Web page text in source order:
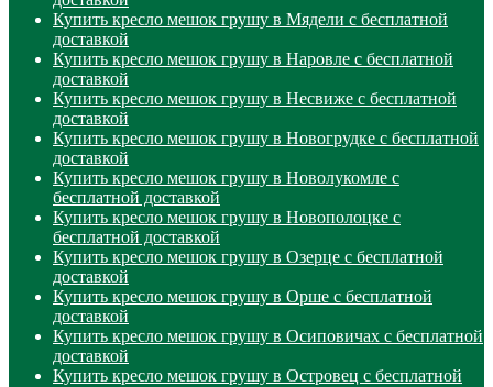
Купить кресло мешок грушу в Мядели с бесплатной
доставкой
Купить кресло мешок грушу в Наровле с бесплатной
доставкой
Купить кресло мешок грушу в Несвиже с бесплатной
доставкой
Купить кресло мешок грушу в Новогрудке с бесплатной
доставкой
Купить кресло мешок грушу в Новолукомле с
бесплатной доставкой
Купить кресло мешок грушу в Новополоцке с
бесплатной доставкой
Купить кресло мешок грушу в Озерце с бесплатной
доставкой
Купить кресло мешок грушу в Орше с бесплатной
доставкой
Купить кресло мешок грушу в Осиповичах с бесплатной
доставкой
Купить кресло мешок грушу в Островец с бесплатной